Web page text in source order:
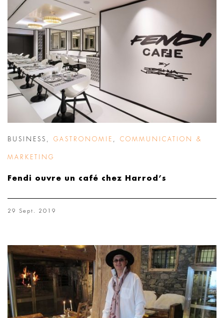
BUSINESS GASTRONOMIE COMMUNICATION &
MARKETING
Fendi ouvre un café chez Harrod’s
29 Sept. 2019